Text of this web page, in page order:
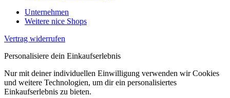
Unternehmen
Weitere nice Shops
Vertrag widerrufen
Personalisiere dein Einkaufserlebnis
Nur mit deiner individuellen Einwilligung verwenden wir Cookies
und weitere Technologien, um dir ein personalisiertes
Einkaufserlebnis zu bieten.